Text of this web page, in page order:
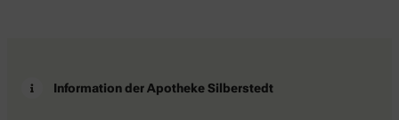
Information der Apotheke Silberstedt